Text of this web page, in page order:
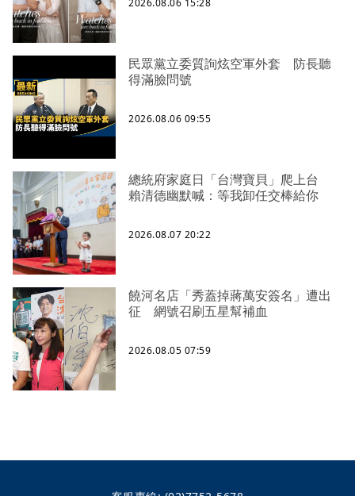
2026.08.06 15:28
民眾黨立委質詢炫空軍外套 防長聽
得滿臉問號
2026.08.06 09:55
總統府家庭日「台灣寶貝」爬上台
賴清德幽默喊：等我卸任交棒給你
2026.08.07 20:22
饒河名店「秀蓋掉蔣萬安簽名」遭出
征 網號召刷五星幫補血
2026.08.05 07:59